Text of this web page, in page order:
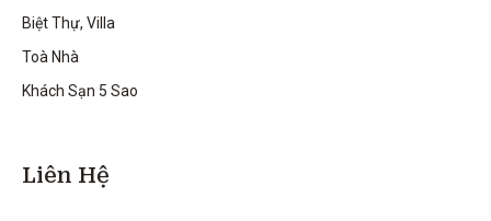
Biệt Thự, Villa
Toà Nhà
Khách Sạn 5 Sao
Liên Hệ